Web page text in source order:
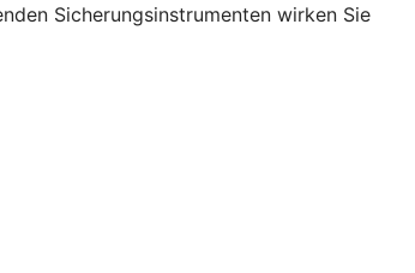
Sicherungsinstrumenten wirken Sie